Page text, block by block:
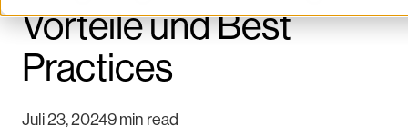
Vorteile und Best
Practices
Juli 23, 20249 min read